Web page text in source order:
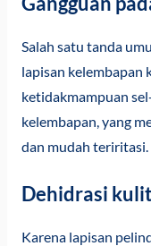
Salah satu tanda
lapisan kelembapan
ketidakmampuan
kelembapan, yang
dan mudah teriritasi.
Dehidrasi kulit
Karena lapisan